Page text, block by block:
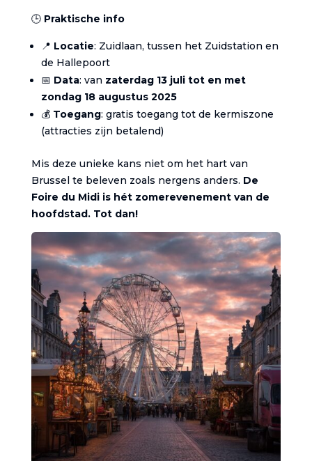
🕒 Praktische info
📍 Locatie: Zuidlaan, tussen het Zuidstation en
de Hallepoort
📅 Data: van zaterdag 13 juli tot en met
zondag 18 augustus 2025
💰 Toegang: gratis toegang tot de kermiszone
(attracties zijn betalend)
Mis deze unieke kans niet om het hart van
Brussel te beleven zoals nergens anders. De
Foire du Midi is hét zomerevenement van de
hoofdstad. Tot dan!